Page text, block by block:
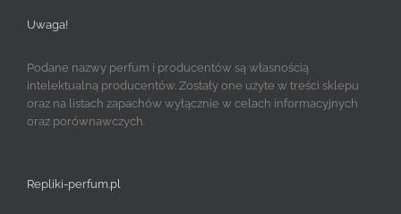
Uwaga!
Podane nazwy perfum i producentów są własnością
intelektualną producentów. Zostały one użyte w treści sklepu
oraz na listach zapachów wyłącznie w celach informacyjnych
oraz porównawczych.
Repliki-perfum.pl